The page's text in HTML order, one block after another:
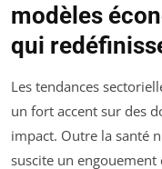
modèles
qui
Les tendances
un fort accent sur des
impact. Outre la santé
suscite un engouement